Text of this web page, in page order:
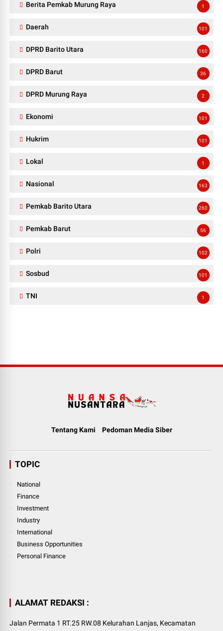
Berita Pemkab Murung Raya 1
Daerah 101
DPRD Barito Utara 160
DPRD Barut 36
DPRD Murung Raya 2
Ekonomi 101
Hukrim 101
Lokal 1
Nasional 163
Pemkab Barito Utara 260
Pemkab Barut 56
Polri 102
Sosbud 101
TNI 1
Tentang Kami Pedoman Media Siber
TOPIC
National
Finance
Investment
Industry
International
Business Opportunities
Personal Finance
ALAMAT REDAKSI :
Jalan Permata 1 RT.25 RW.08 Kelurahan Lanjas, Kecamatan